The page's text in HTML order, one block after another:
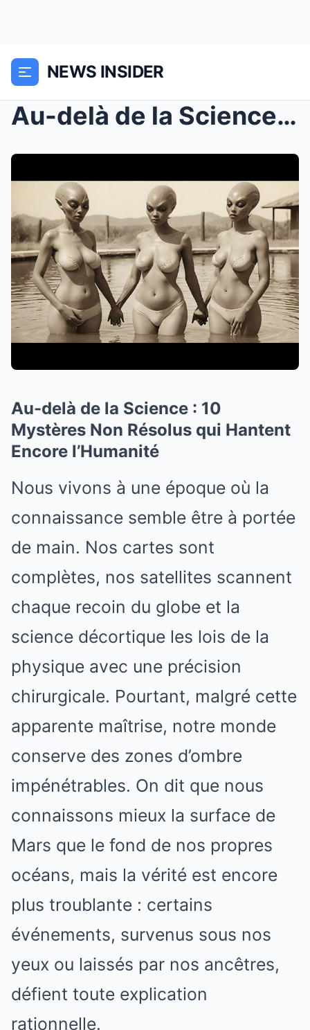
NEWS INSIDER
Au-delà de la Science : 10 Mystères Non Résolus qu...
Au-delà de la Science : 10
Mystères Non Résolus qui Hantent
Encore l’Humanité
Nous vivons à une époque où la
connaissance semble être à portée
de main. Nos cartes sont
complètes, nos satellites scannent
chaque recoin du globe et la
science décortique les lois de la
physique avec une précision
chirurgicale. Pourtant, malgré cette
apparente maîtrise, notre monde
conserve des zones d’ombre
impénétrables. On dit que nous
connaissons mieux la surface de
Mars que le fond de nos propres
océans, mais la vérité est encore
plus troublante : certains
événements, survenus sous nos
yeux ou laissés par nos ancêtres,
défient toute explication
rationnelle.